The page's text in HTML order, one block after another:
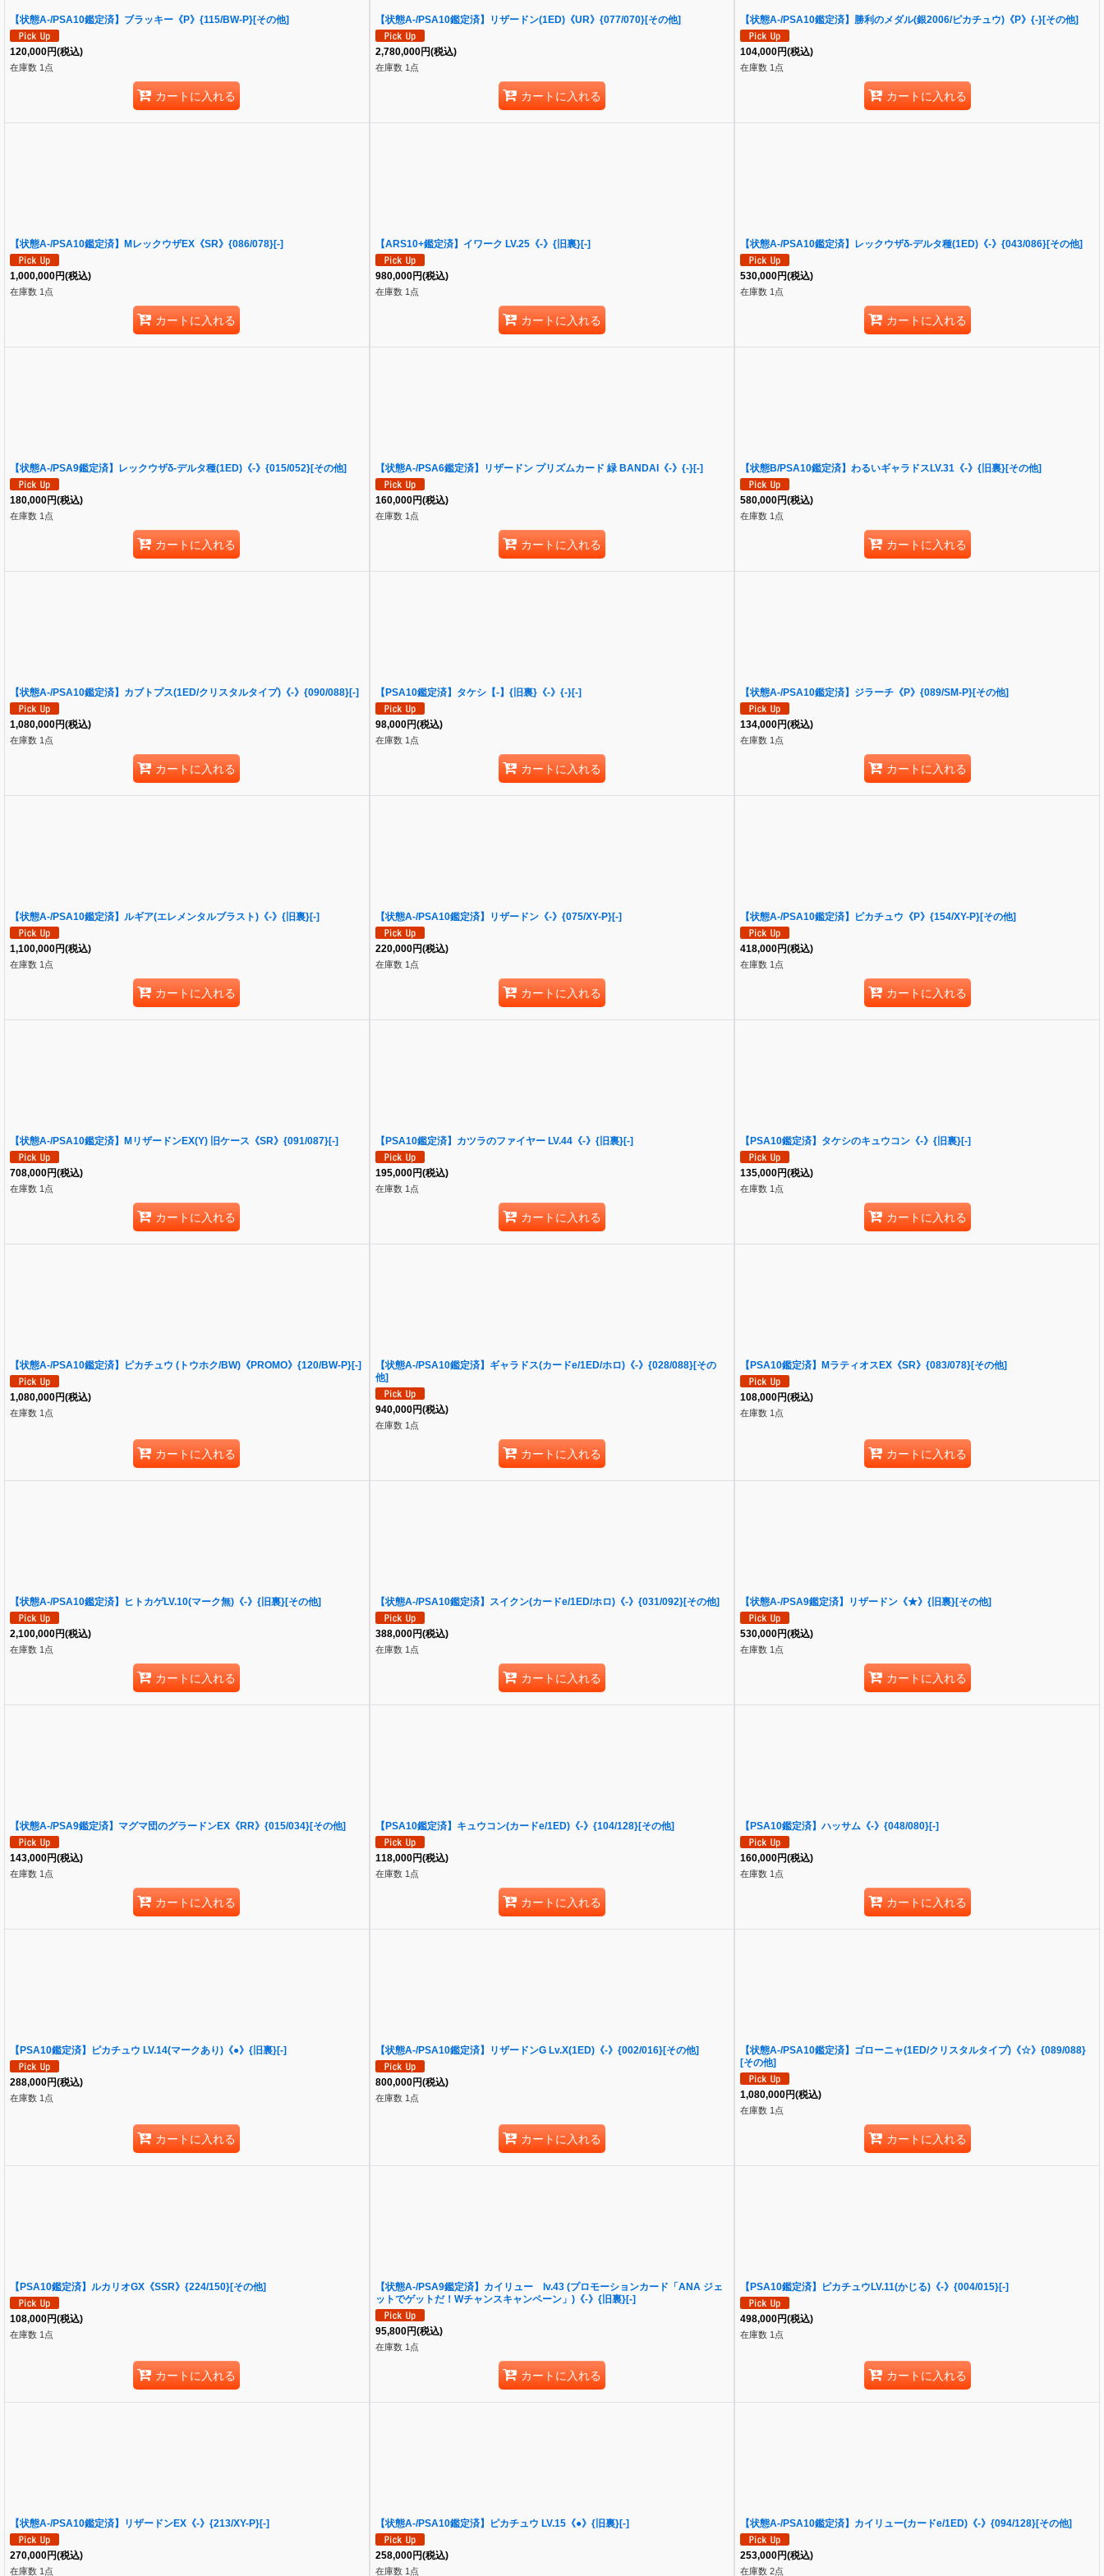
【状態A-/PSA10鑑定済】ブラッキー《P》{115/BW-P}[その他]
120,000円(税込)
在庫数 1点
カートに入れる
【状態A-/PSA10鑑定済】リザードン(1ED)《UR》{077/070}[その他]
2,780,000円(税込)
在庫数 1点
カートに入れる
【状態A-/PSA10鑑定済】勝利のメダル(銀2006/ピカチュウ)《P》{-}[その他]
104,000円(税込)
在庫数 1点
カートに入れる
【状態A-/PSA10鑑定済】MレックウザEX《SR》{086/078}[-]
1,000,000円(税込)
在庫数 1点
カートに入れる
【ARS10+鑑定済】イワーク LV.25《-》{旧裏}[-]
980,000円(税込)
在庫数 1点
カートに入れる
【状態A-/PSA10鑑定済】レックウザδ-デルタ種(1ED)《-》{043/086}[その他]
530,000円(税込)
在庫数 1点
カートに入れる
【状態A-/PSA9鑑定済】レックウザδ-デルタ種(1ED)《-》{015/052}[その他]
180,000円(税込)
在庫数 1点
カートに入れる
【状態A-/PSA6鑑定済】リザードン プリズムカード 緑 BANDAI《-》{-}[-]
160,000円(税込)
在庫数 1点
カートに入れる
【状態B/PSA10鑑定済】わるいギャラドスLV.31《-》{旧裏}[その他]
580,000円(税込)
在庫数 1点
カートに入れる
【状態A-/PSA10鑑定済】カブトプス(1ED/クリスタルタイプ)《-》{090/088}[-]
1,080,000円(税込)
在庫数 1点
カートに入れる
【PSA10鑑定済】タケシ【-】{旧裏}《-》{-}[-]
98,000円(税込)
在庫数 1点
カートに入れる
【状態A-/PSA10鑑定済】ジラーチ《P》{089/SM-P}[その他]
134,000円(税込)
在庫数 1点
カートに入れる
【状態A-/PSA10鑑定済】ルギア(エレメンタルブラスト)《-》{旧裏}[-]
1,100,000円(税込)
在庫数 1点
カートに入れる
【状態A-/PSA10鑑定済】リザードン《-》{075/XY-P}[-]
220,000円(税込)
在庫数 1点
カートに入れる
【状態A-/PSA10鑑定済】ピカチュウ《P》{154/XY-P}[その他]
418,000円(税込)
在庫数 1点
カートに入れる
【状態A-/PSA10鑑定済】MリザードンEX(Y) 旧ケース《SR》{091/087}[-]
708,000円(税込)
在庫数 1点
カートに入れる
【PSA10鑑定済】カツラのファイヤー LV.44《-》{旧裏}[-]
195,000円(税込)
在庫数 1点
カートに入れる
【PSA10鑑定済】タケシのキュウコン《-》{旧裏}[-]
135,000円(税込)
在庫数 1点
カートに入れる
【状態A-/PSA10鑑定済】ピカチュウ (トウホク/BW)《PROMO》{120/BW-P}[-]
1,080,000円(税込)
在庫数 1点
カートに入れる
【状態A-/PSA10鑑定済】ギャラドス(カードe/1ED/ホロ)《-》{028/088}[その
他]
940,000円(税込)
在庫数 1点
カートに入れる
【PSA10鑑定済】MラティオスEX《SR》{083/078}[その他]
108,000円(税込)
在庫数 1点
カートに入れる
【状態A-/PSA10鑑定済】ヒトカゲLV.10(マーク無)《-》{旧裏}[その他]
2,100,000円(税込)
在庫数 1点
カートに入れる
【状態A-/PSA10鑑定済】スイクン(カードe/1ED/ホロ)《-》{031/092}[その他]
388,000円(税込)
在庫数 1点
カートに入れる
【状態A-/PSA9鑑定済】リザードン《★》{旧裏}[その他]
530,000円(税込)
在庫数 1点
カートに入れる
【状態A-/PSA9鑑定済】マグマ団のグラードンEX《RR》{015/034}[その他]
143,000円(税込)
在庫数 1点
カートに入れる
【PSA10鑑定済】キュウコン(カードe/1ED)《-》{104/128}[その他]
118,000円(税込)
在庫数 1点
カートに入れる
【PSA10鑑定済】ハッサム《-》{048/080}[-]
160,000円(税込)
在庫数 1点
カートに入れる
【PSA10鑑定済】ピカチュウ LV.14(マークあり)《●》{旧裏}[-]
288,000円(税込)
在庫数 1点
カートに入れる
【状態A-/PSA10鑑定済】リザードンG Lv.X(1ED)《-》{002/016}[その他]
800,000円(税込)
在庫数 1点
カートに入れる
【状態A-/PSA10鑑定済】ゴローニャ(1ED/クリスタルタイプ)《☆》{089/088}
[その他]
1,080,000円(税込)
在庫数 1点
カートに入れる
【PSA10鑑定済】ルカリオGX《SSR》{224/150}[その他]
108,000円(税込)
在庫数 1点
カートに入れる
【状態A-/PSA9鑑定済】カイリュー lv.43 (プロモーションカード「ANA ジェ
ットでゲットだ！Wチャンスキャンペーン」)《-》{旧裏}[-]
95,800円(税込)
在庫数 1点
カートに入れる
【PSA10鑑定済】ピカチュウLV.11(かじる)《-》{004/015}[-]
498,000円(税込)
在庫数 1点
カートに入れる
【状態A-/PSA10鑑定済】リザードンEX《-》{213/XY-P}[-]
270,000円(税込)
在庫数 1点
【状態A-/PSA10鑑定済】ピカチュウ LV.15《●》{旧裏}[-]
258,000円(税込)
在庫数 1点
【状態A-/PSA10鑑定済】カイリュー(カードe/1ED)《-》{094/128}[その他]
253,000円(税込)
在庫数 2点